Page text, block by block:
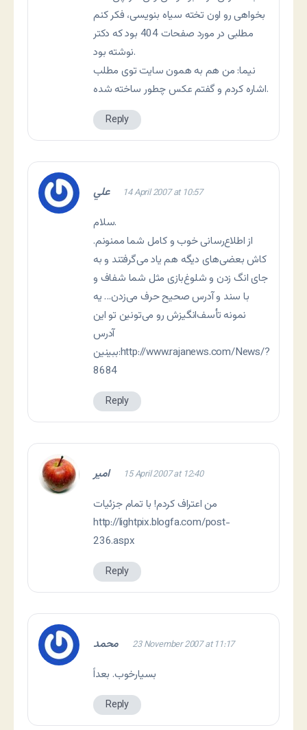
بخواهی رو اون تخته سیاه بنویسی، فکر کنم
مطلبی در مورد صفحات 404 بود که دکتر
نوشته بود.
نیما: من هم به همون سایت توی مطلب
اشاره کردم و گفتم عکس چطور ساخته شده.
Reply
علي 14 April 2007 at 10:57
سلام.
از اطلاع‌رسانی خوب و کامل شما ممنونم.
کاش بعضی‌های دیگه هم یاد می‌گرفتند و به
جای انگ زدن و شلوغ‌بازی مثل شما شفاف و
با سند و آدرس صحیح حرف می‌زدن… یه
نمونه تأسف‌انگیزش رو می‌تونین تو این
آدرس
ببینین:http://www.rajanews.com/News/?
8684
Reply
امیر 15 April 2007 at 12:40
من اعتراف کردم! با تمام جزئیات
http://lightpix.blogfa.com/post-
236.aspx
Reply
محمد 23 November 2007 at 11:17
بسیارخوب. بعداً
Reply